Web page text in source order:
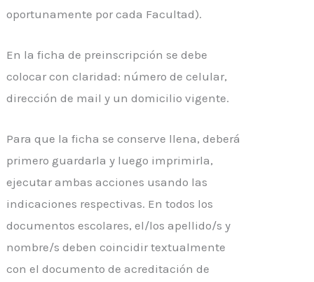
oportunamente por cada Facultad).
En la ficha de preinscripción se debe
colocar con claridad: número de celular,
dirección de mail y un domicilio vigente.
Para que la ficha se conserve llena, deberá
primero guardarla y luego imprimirla,
ejecutar ambas acciones usando las
indicaciones respectivas. En todos los
documentos escolares, el/los apellido/s y
nombre/s deben coincidir textualmente
con el documento de acreditación de